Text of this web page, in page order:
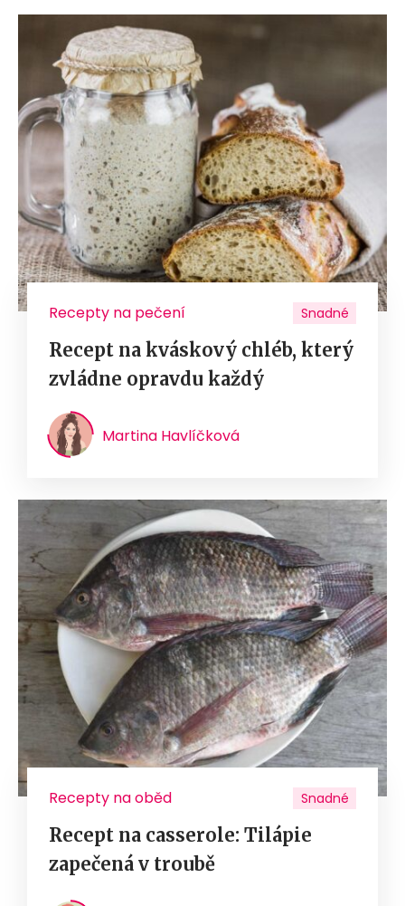
Recepty na pečení Snadné
Recept na kváskový chléb, který
zvládne opravdu každý
Martina Havlíčková
Recepty na oběd Snadné
Recept na casserole: Tilápie
zapečená v troubě